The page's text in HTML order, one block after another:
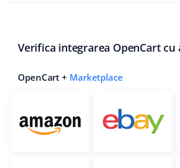
Verifica integrarea OpenCart cu
OpenCart + Marketplace